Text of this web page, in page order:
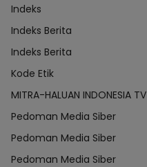
Indeks
Indeks Berita
Indeks Berita
Kode Etik
MITRA-HALUAN INDONESIA TV
Pedoman Media Siber
Pedoman Media Siber
Pedoman Media Siber